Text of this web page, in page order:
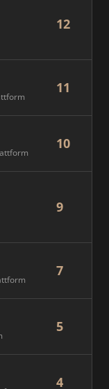
12
11
10
9
7
5
4